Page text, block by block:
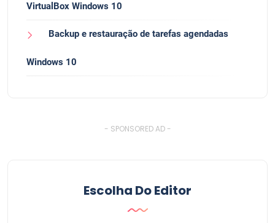
VirtualBox Windows 10
Backup e restauração de tarefas agendadas
Windows 10
- SPONSORED AD -
Escolha Do Editor